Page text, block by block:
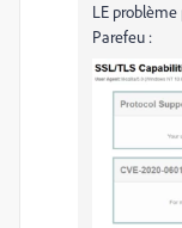
LE
Parefeu :